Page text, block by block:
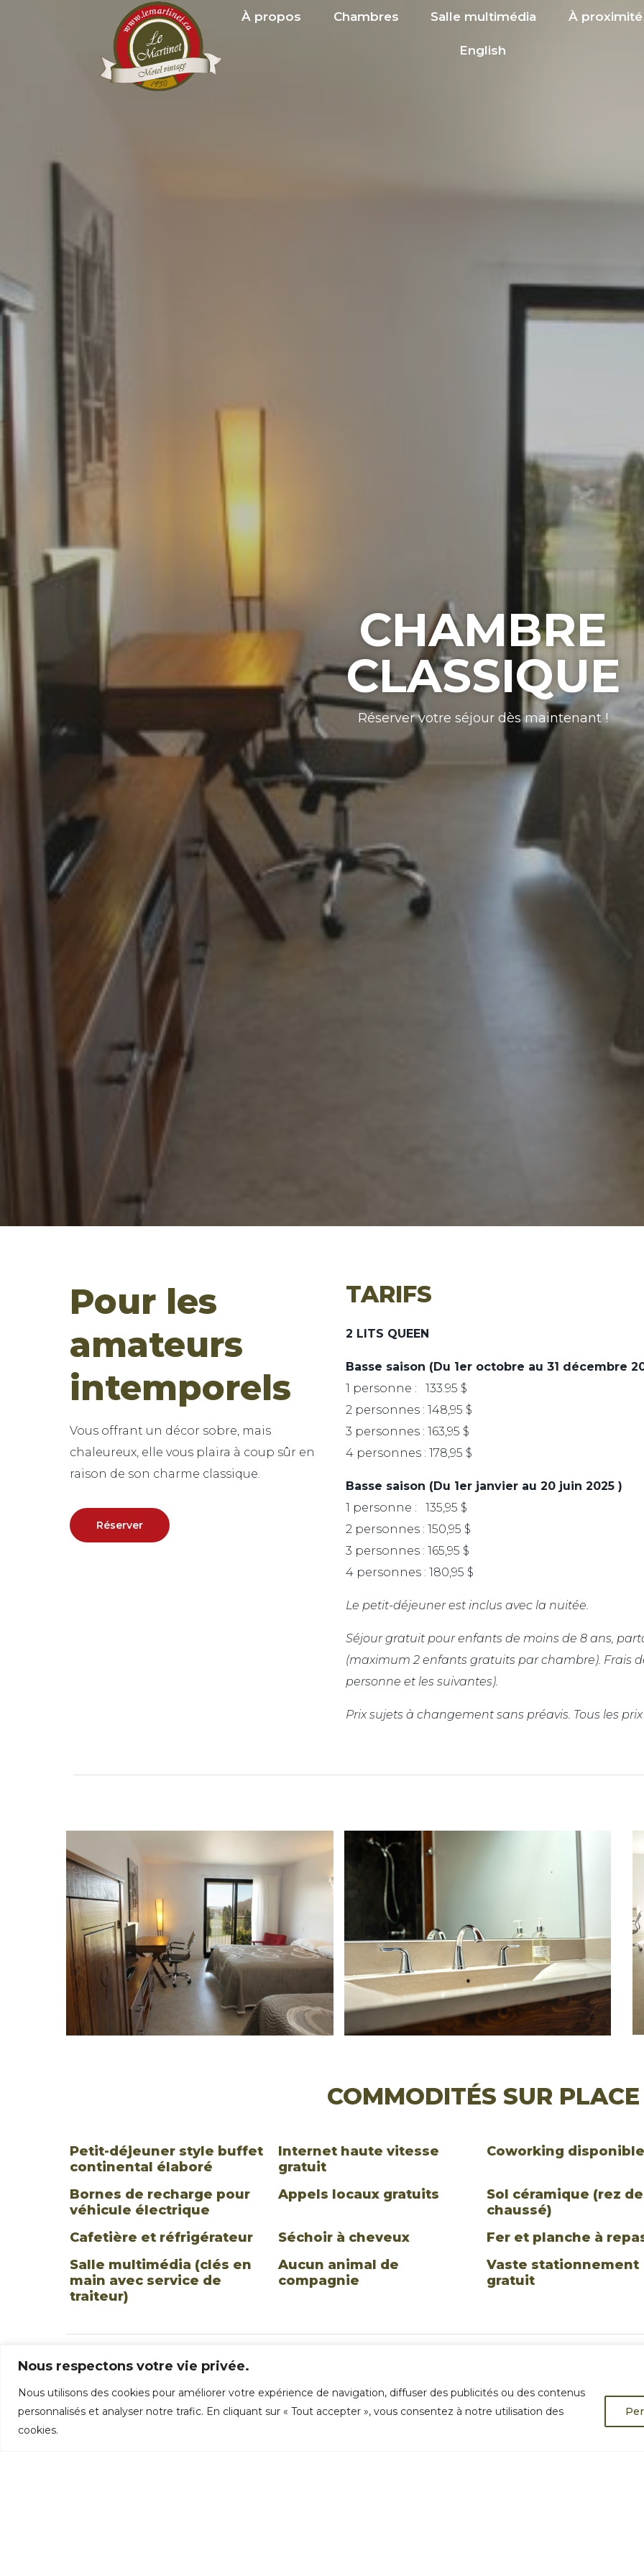
Nous respectons votre vie privée.
Nous utilisons des cookies pour améliorer votre expérience de navigation, diffuser des publicités ou des contenus
personnalisés et analyser notre trafic. En cliquant sur « Tout accepter », vous consentez à notre utilisation des
cookies.
À propos Chambres Salle multimédia À proximité
English
CHAMBRE
CLASSIQUE
Réserver votre séjour dès maintenant !
Pour les
amateurs
intemporels
Vous offrant un décor sobre, mais
chaleureux, elle vous plaira à coup sûr en
Réserver
TARIFS
2 LITS QUEEN
Basse saison (Du 1er octobre au 31 décembre
1 personne : 133.95 $
2 personnes : 148,95 $
3 personnes : 163,95 $
4 personnes : 178,95 $
Basse saison (Du 1er janvier au 20 juin 2025 )
1 personne : 135,95 $
2 personnes : 150,95 $
3 personnes : 165,95 $
4 personnes : 180,95 $
Le petit-déjeuner est inclus avec la nuitée.
Séjour gratuit pour enfants de moins de 8 ans,
(maximum 2 enfants gratuits par chambre). Frais
personne et les suivantes).
Prix sujets à changement sans préavis. Tous les
COMMODITÉS SUR PLACE
Petit-déjeuner style buffet
continental élaboré
Internet haute vitesse
gratuit
Coworking disponible
Bornes de recharge pour
véhicule électrique
Appels locaux gratuits
Sol céramique (rez de
chaussé)
Cafetière et réfrigérateur
Séchoir à cheveux
Fer et planche à
Salle multimédia (clés en
main avec service de
traiteur)
Aucun animal de
compagnie
Vaste stationnement
gratuit